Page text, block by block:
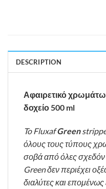
DESCRIPTION
Αφαιρετικό
δοχείο 500 ml
To FluxafGreen
όλους τους τύπους
σοβά από όλες σχεδόν
Green δεν περιέχει
διαλύτες και επομένως